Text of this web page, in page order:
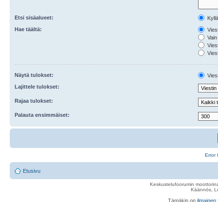
Etsi sisäalueet:
Hae täältä:
Näytä tulokset:
Lajittele tulokset:
Rajaa tulokset:
Palauta ensimmäiset:
Error
Etusivu
Keskustelufoorumin
Käännös,
Tämäkin on ilmainen